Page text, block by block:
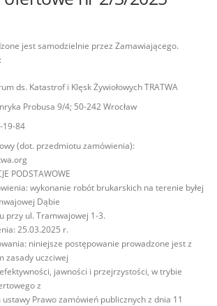
KONTAKT
jest samodzielnie przez Zamawiającego.
ds. Katastrof i Klęsk Żywiołowych TRATWA
Probusa 9/4; 50-242 Wrocław
19-84
(dot. przedmiotu zamówienia):
PODSTAWOWE
wykonanie robót brukarskich na terenie byłej
Dąbie
przy ul. Tramwajowej 1-3.
25.03.2025 r.
niniejsze postępowanie prowadzone jest z
zasady uczciwej
jawności i przejrzystości, w trybie
z
ustawy Prawo zamówień publicznych z dnia 11